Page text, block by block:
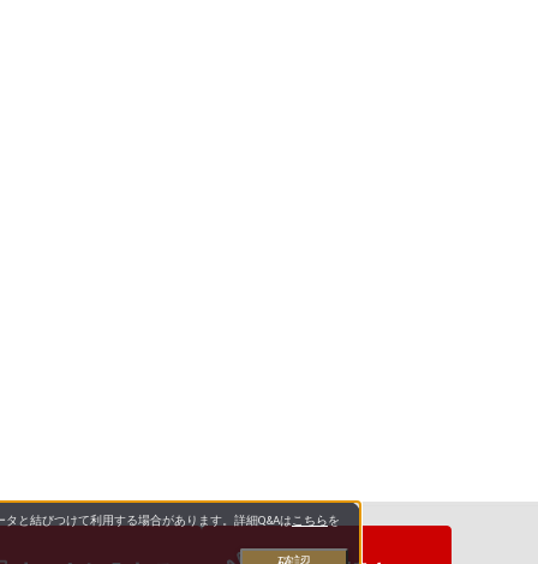
と結びつけて利用する場合があります。詳細Q&Aは こちらを